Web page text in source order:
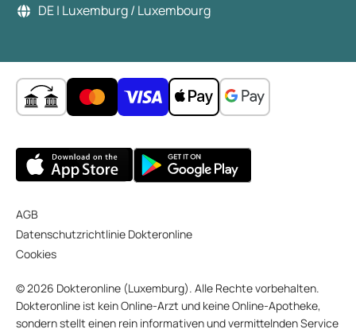
DE | Luxemburg / Luxembourg
AGB
Datenschutzrichtlinie Dokteronline
Cookies
© 2026 Dokteronline (Luxemburg). Alle Rechte vorbehalten.
Dokteronline ist kein Online-Arzt und keine Online-Apotheke,
sondern stellt einen rein informativen und vermittelnden Service